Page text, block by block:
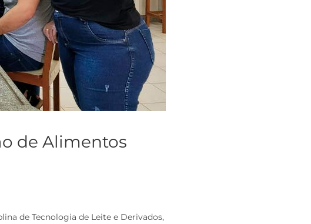
de Alimentos
de Tecnologia de Leite e Derivados,